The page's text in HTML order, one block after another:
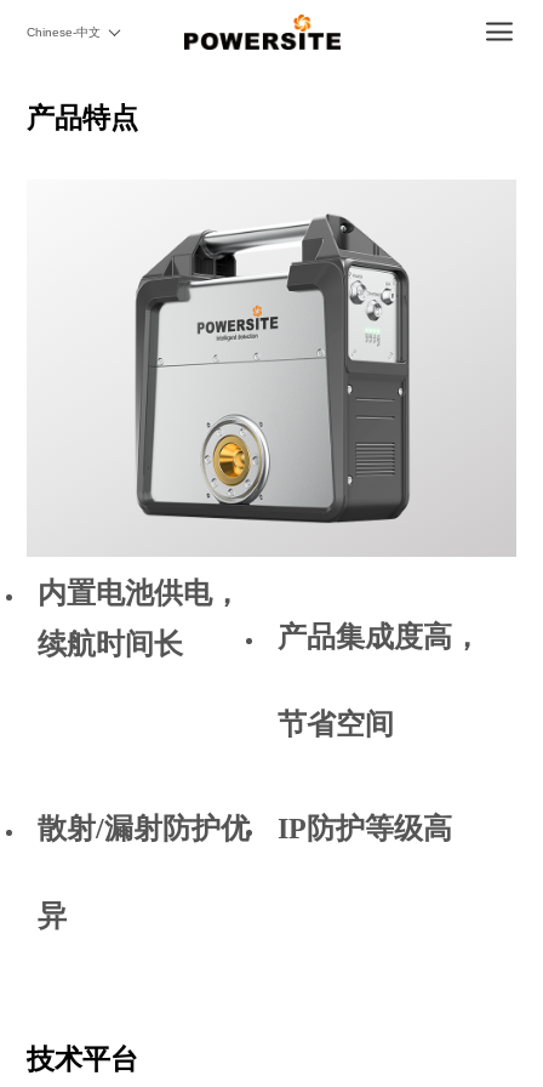
Chinese-中文
产品特点
内置电池供电，
续航时间长
产品集成度高，
节省空间
散射/漏射防护优
异
IP防护等级高
技术平台